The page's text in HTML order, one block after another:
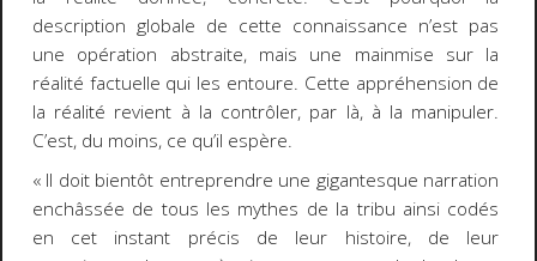
description globale de cette connaissance n’est pas
une opération abstraite, mais une mainmise sur la
réalité factuelle qui les entoure. Cette appréhension de
la réalité revient à la contrôler, par là, à la manipuler.
C’est, du moins, ce qu’il espère.
« Il doit bientôt entreprendre une gigantesque narration
enchâssée de tous les mythes de la tribu ainsi codés
en cet instant précis de leur histoire, de leur